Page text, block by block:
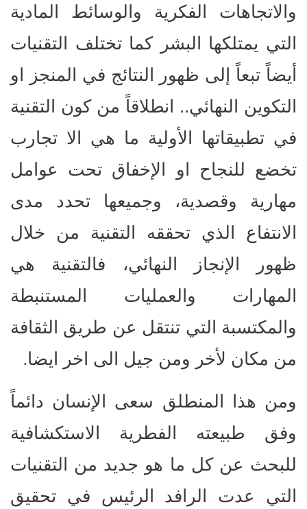
والاتجاهات الفكرية والوسائط المادية
التي يمتلكها البشر كما تختلف التقنيات
أيضاً تبعاً إلى ظهور النتائج في المنجز او
التكوين النهائي.. انطلاقاً من كون التقنية
في تطبيقاتها الأولية ما هي الا تجارب
تخضع للنجاح او الإخفاق تحت عوامل
مهارية وقصدية، وجميعها تحدد مدى
الانتفاع الذي تحققه التقنية من خلال
ظهور الإنجاز النهائي، فالتقنية هي
المهارات والعمليات المستنبطة
والمكتسبة التي تنتقل عن طريق الثقافة
من مكان لأخر ومن جيل الى اخر ايضا.
ومن هذا المنطلق سعى الإنسان دائماً
وفق طبيعته الفطرية الاستكشافية
للبحث عن كل ما هو جديد من التقنيات
التي عدت الرافد الرئيس في تحقيق